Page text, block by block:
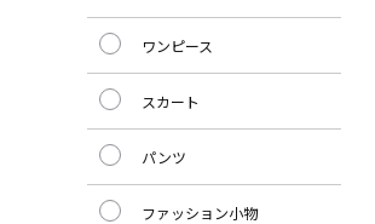
ワンピース
スカート
パンツ
ファッション小物